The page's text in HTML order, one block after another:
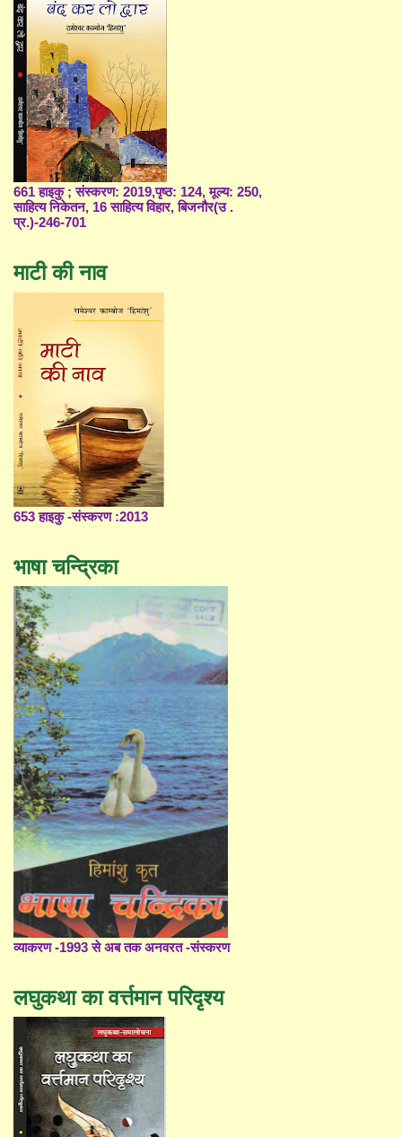
661 हाइकु ; संस्करण: 2019,पृष्ठ: 124, मूल्य: 250,
साहित्य निकेतन, 16 साहित्य विहार, बिजनौर(उ .
प्र.)-246-701
माटी की नाव
653 हाइकु -संस्करण :2013
भाषा चन्द्रिका
व्याकरण -1993 से अब तक अनवरत -संस्करण
लघुकथा का वर्त्तमान परिदृश्य